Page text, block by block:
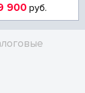
900руб.